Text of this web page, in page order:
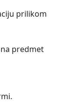
prilikom
predmet